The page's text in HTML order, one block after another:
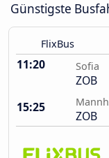
Günstigste
FlixBus
11:20 Sofia
ZOB
15:25
ZOB